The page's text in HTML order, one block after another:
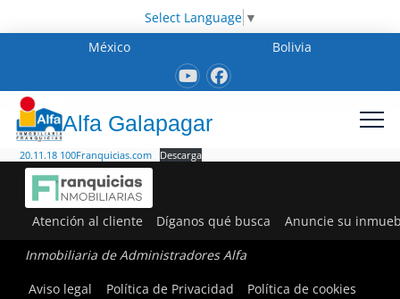
Select Language ▼
México
Bolivia
Alfa Galapagar
20.11.18 100Franquicias.com Descarga
Atención al cliente Díganos qué busca Anuncie su
Inmobiliaria de Administradores Alfa
Aviso legal
Política de Privacidad Política de cookies